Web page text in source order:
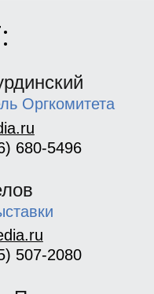
Оргкомитета
680-5496
507-2080